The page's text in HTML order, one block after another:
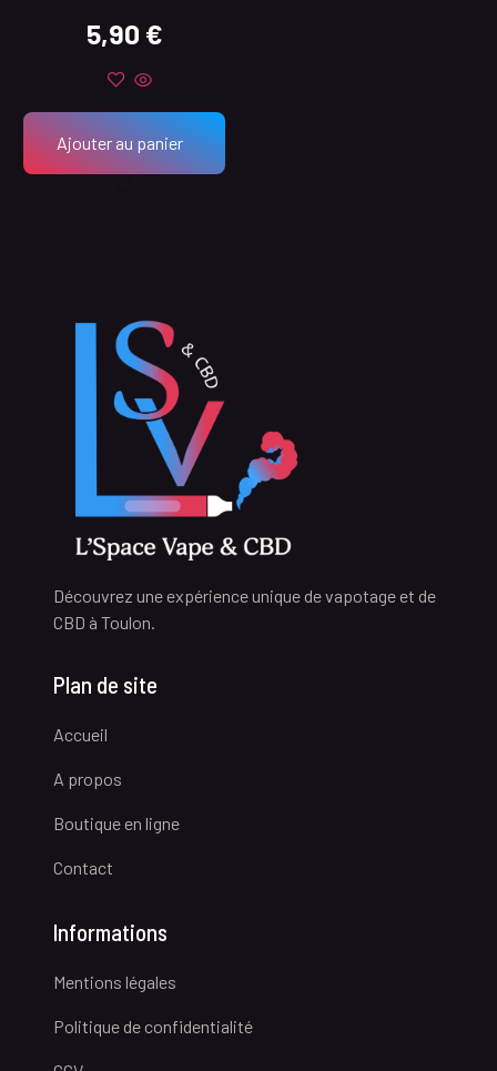
5,90 €
Ajouter au panier
Découvrez une expérience unique de vapotage et de
CBD à Toulon.
Plan de site
Accueil
A propos
Boutique en ligne
Contact
Informations
Mentions légales
Politique de confidentialité